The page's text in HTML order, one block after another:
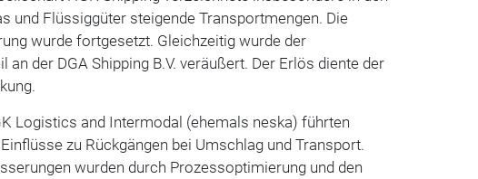
und Flüssiggüter steigende Transportmengen. Die
wurde fortgesetzt. Gleichzeitig wurde der
an der DGA Shipping B.V. veräußert. Der Erlös diente der
Logistics and Intermodal (ehemals neska) führten
zu Rückgängen bei Umschlag und Transport.
wurden durch Prozessoptimierung und den